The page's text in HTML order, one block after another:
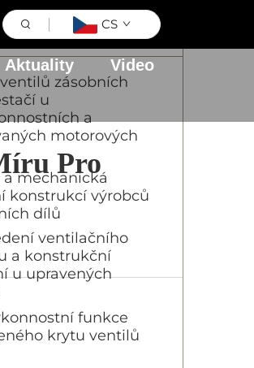
CS
Aktuality Video
Pro
zásobních
u
a
motorových
a mechanická
konstrukcí výrobců
dílů
ventilačního
a konstrukční
u upravených
funkce
krytu ventilů